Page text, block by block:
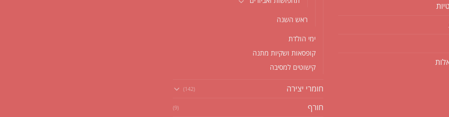
ראש השנה
ימי הולדת
קופסאות ושקיות מתנה
קישוטים למסיבה
חומרי יצירה (142)
חורף (9)